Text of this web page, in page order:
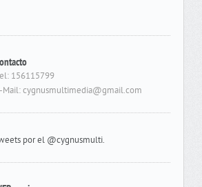
156115799
Mail: cygnusmultimedia@gmail.com
por el @cygnusmulti.